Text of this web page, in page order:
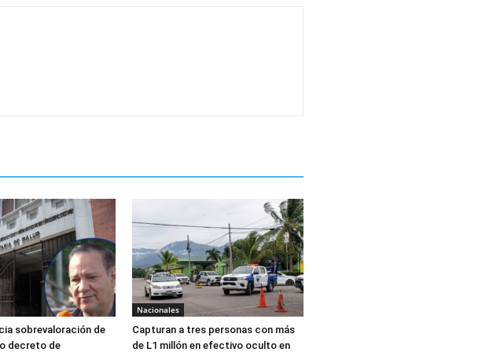
sobrevaloración de
decreto de
Nacionales
Capturan a tres personas con más
de L1 millón en efectivo oculto en